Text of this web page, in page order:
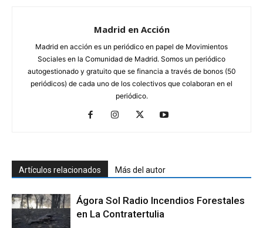
Madrid en Acción
Madrid en acción es un periódico en papel de Movimientos
Sociales en la Comunidad de Madrid. Somos un periódico
autogestionado y gratuito que se financia a través de bonos (50
periódicos) de cada uno de los colectivos que colaboran en el
periódico.
Artículos relacionados Más del autor
Ágora Sol Radio Incendios Forestales
en La Contratertulia